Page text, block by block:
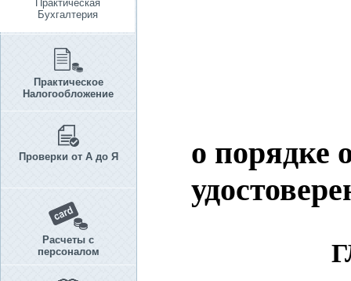
Практическая
Бухгалтерия
Практическое
Налогообложение
Проверки от А до Я
Расчеты с
персоналом
о порядке